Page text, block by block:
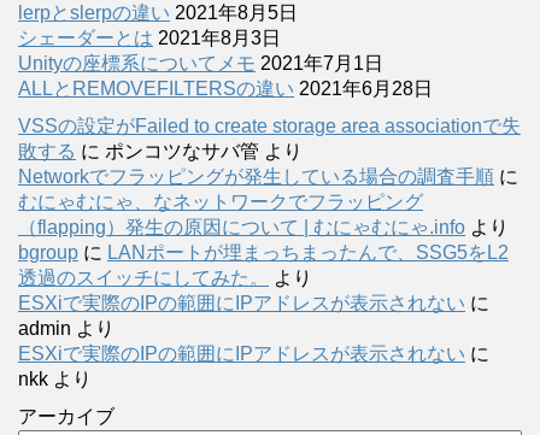
lerpとslerpの違い 2021年8月5日
シェーダーとは 2021年8月3日
Unityの座標系についてメモ 2021年7月1日
ALLとREMOVEFILTERSの違い 2021年6月28日
VSSの設定がFailed to create storage area associationで失
敗する に ポンコツなサバ管 より
Networkでフラッピングが発生している場合の調査手順 に
むにゃむにゃ、なネットワークでフラッピング
（flapping）発生の原因について | むにゃむにゃ.info より
bgroup に LANポートが埋まっちまったんで、SSG5をL2
透過のスイッチにしてみた。
より
ESXiで実際のIPの範囲にIPアドレスが表示されない に
admin より
ESXiで実際のIPの範囲にIPアドレスが表示されない に
nkk より
アーカイブ